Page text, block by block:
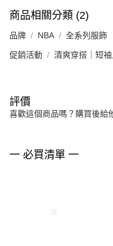
商品相關分類 (2)
品牌 NBA 全系列服飾
促銷活動 清爽穿搭｜短
評價
喜歡這個商品嗎？購買後給
一 必買清單 一